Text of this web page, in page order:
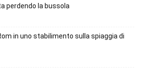
perdendo la bussola
in uno stabilimento sulla spiaggia di